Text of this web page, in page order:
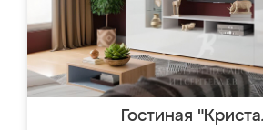
Гостиная